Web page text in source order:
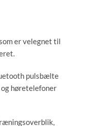
er velegnet til
pulsbælte
høretelefoner